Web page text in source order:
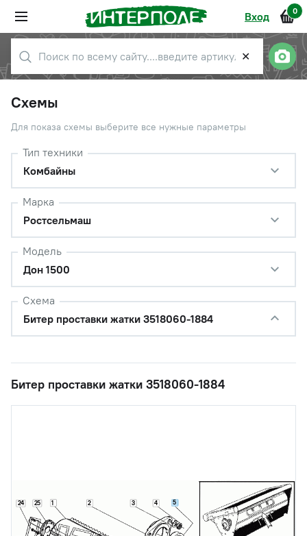
Вход 0
✕
Схемы
Для показа схемы выберите все нужные параметры
Тип техники
Комбайны
Марка
Ростсельмаш
Модель
Дон 1500
Схема
Битер проставки жатки 3518060-1884
Битер проставки жатки 3518060-1884
1 2 3 4 5
24 25